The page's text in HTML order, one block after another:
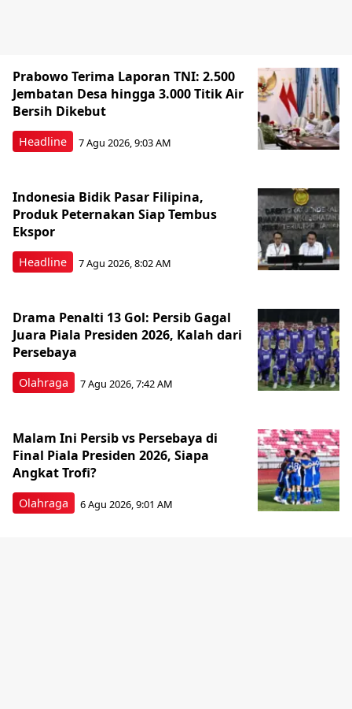
Headline
Prabowo Terima Laporan TNI: 2.500
Jembatan Desa hingga 3.000 Titik Air
Bersih Dikebut
7 Agu 2026, 9:03 AM
Headline
Indonesia Bidik Pasar Filipina,
Produk Peternakan Siap Tembus
Ekspor
7 Agu 2026, 8:02 AM
Olahraga
Drama Penalti 13 Gol: Persib Gagal
Juara Piala Presiden 2026, Kalah dari
Persebaya
7 Agu 2026, 7:42 AM
Olahraga
Malam Ini Persib vs Persebaya di
Final Piala Presiden 2026, Siapa
Angkat Trofi?
6 Agu 2026, 9:01 AM